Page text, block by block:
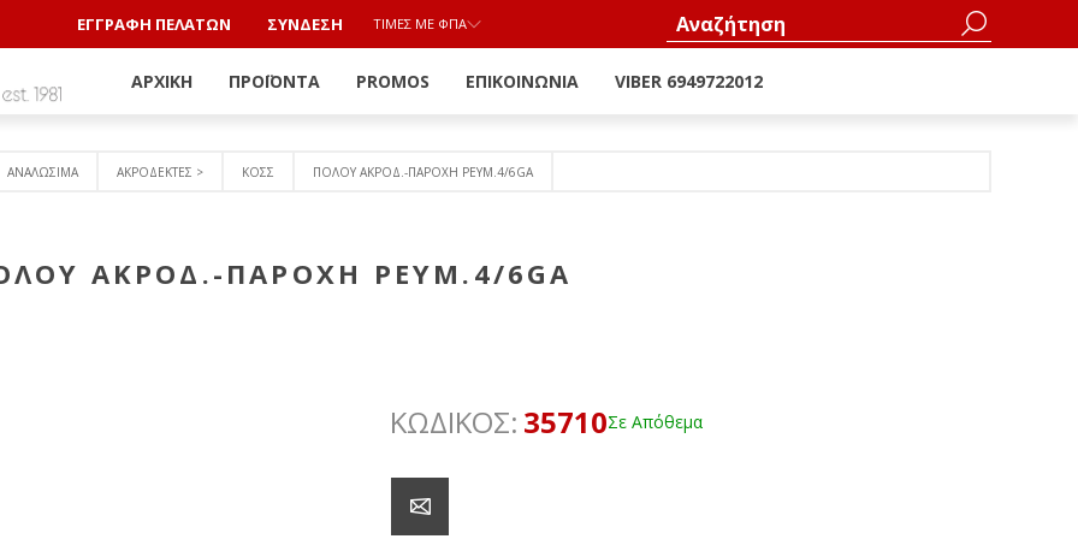
ΕΓΓΡΑΦΗ ΠΕΛΑΤΩΝ ΣΎΝΔΕΣΗ ΤΙΜΈΣ ΜΕ ΦΠΑ
ΑΡΧΙΚΉ ΠΡΟΪΌΝΤΑ PROMOS ΕΠΙΚΟΙΝΩΝΊΑ VIBER 6949722012
ΑΝΑΛΩΣΙΜΑ ΑΚΡΟΔΕΚΤΕΣ > KOΣΣ ΠΟΛΟY ΑΚΡΟΔ.-ΠΑΡΟΧΗ ΡΕΥΜ.4/6GA
ΑΚΡΟΔ.-ΠΑΡΟΧΗ ΡΕΥΜ.4/6GA
ΚΩΔΙΚΟΣ: 35710Σε Απόθεμα